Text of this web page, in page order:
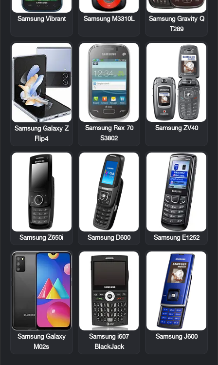
Samsung Gravity Q
T289
Samsung M3310L
Samsung Vibrant
Samsung ZV40
Samsung Rex 70
S3802
Samsung Galaxy Z
Flip4
Samsung E1252
Samsung D600
Samsung Z650i
Samsung J600
Samsung i607
BlackJack
Samsung Galaxy
M02s